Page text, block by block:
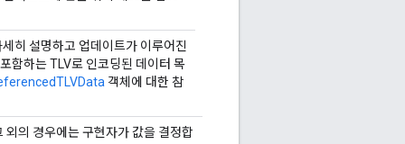
히 설명하고 업데이트가 이루어진
함하는 TLV로 인코딩된 데이터 목
객체에 대한 참
의 경우에는 구현자가 값을 결정합